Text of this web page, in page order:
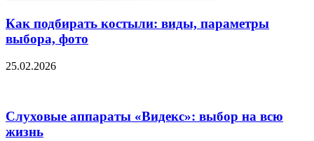
Как подбирать костыли: виды, параметры
выбора, фото
25.02.2026
Слуховые аппараты «Видекс»: выбор на всю
жизнь